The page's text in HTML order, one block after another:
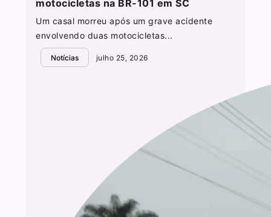
motocicletas na BR-101 em SC
Um casal morreu após um grave acidente
envolvendo duas motocicletas...
Notícias julho 25, 2026